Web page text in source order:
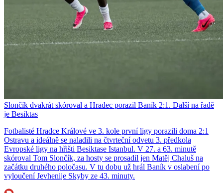
Slončík dvakrát skóroval a Hradec porazil Baník 2:1. Další na řadě
je Besiktas
Fotbalisté Hradce Králové ve 3. kole první ligy porazili doma 2:1
Ostravu a ideálně se naladili na čtvrteční odvetu 3. předkola
Evropské ligy na hřišti Besiktase Istanbul. V 27. a 63. minutě
skóroval Tom Slončík, za hosty se prosadil jen Matěj Chaluš na
začátku druhého poločasu. V tu dobu už hrál Baník v oslabení po
vyloučení Jevhenije Skyby ze 43. minuty.